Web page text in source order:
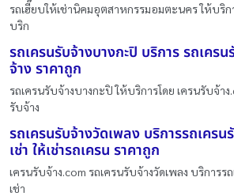
รถเฮี๊ยบให้เช่านิคมอุตสาหกรรมอมตะนคร ให้บริก
บริก
รถเครนรับจ้างบางกะปิ บริการ รถเคร
จ้าง ราคาถูก
รถเครนรับจ้างบางกะปิ ให้บริการโดย เครนรับจ้า
รับจ้าง
รถเครนรับจ้างวัดเพลง บริการรถเครน
เช่า ให้เช่ารถเครน ราคาถูก
เครนรับจ้าง.com รถเครนรับจ้างวัดเพลง บริการร
เช่า